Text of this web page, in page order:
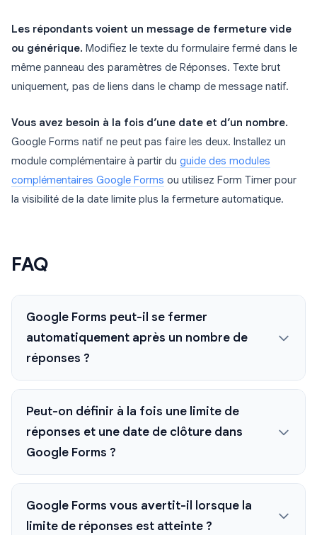
Les répondants voient un message de fermeture vide
ou générique. Modifiez le texte du formulaire fermé dans le
même panneau des paramètres de Réponses. Texte brut
uniquement, pas de liens dans le champ de message natif.
Vous avez besoin à la fois d’une date et d’un nombre.
Google Forms natif ne peut pas faire les deux. Installez un
module complémentaire à partir du guide des modules
complémentaires Google Forms ou utilisez Form Timer pour
la visibilité de la date limite plus la fermeture automatique.
FAQ
Google Forms peut-il se fermer
automatiquement après un nombre de
réponses ?
Peut-on définir à la fois une limite de
réponses et une date de clôture dans
Google Forms ?
Google Forms vous avertit-il lorsque la
limite de réponses est atteinte ?